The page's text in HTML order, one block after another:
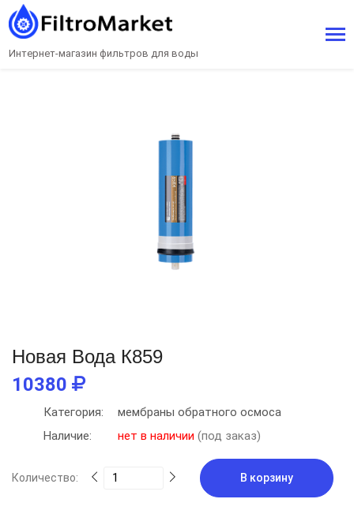
Интернет-магазин фильтров для воды
Новая Вода К859
10380
Категория:
мембраны обратного осмоса
Наличие:
нет в наличии (под заказ)
Количество: В корзину